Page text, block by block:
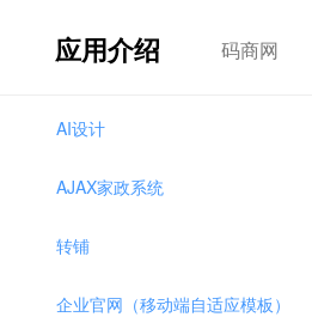
应用介绍 码商网
AI设计
AJAX家政系统
转铺
企业官网（移动端自适应模板）